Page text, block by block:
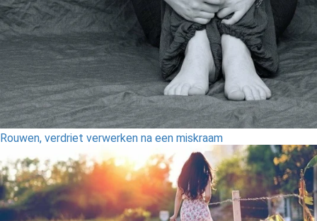
Rouwen, verdriet verwerken na een miskraam